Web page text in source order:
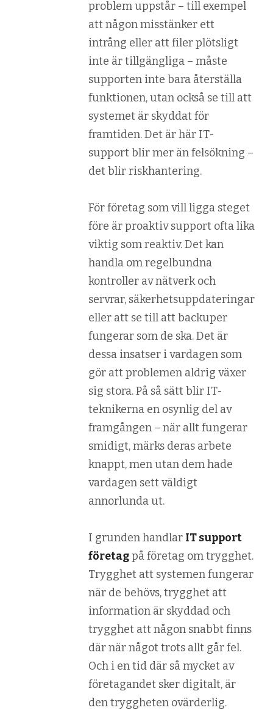
problem uppstår – till exempel
att någon misstänker ett
intrång eller att filer plötsligt
inte är tillgängliga – måste
supporten inte bara återställa
funktionen, utan också se till att
systemet är skyddat för
framtiden. Det är här IT-
support blir mer än felsökning –
det blir riskhantering.
För företag som vill ligga steget
före är proaktiv support ofta lika
viktig som reaktiv. Det kan
handla om regelbundna
kontroller av nätverk och
servrar, säkerhetsuppdateringar
eller att se till att backuper
fungerar som de ska. Det är
dessa insatser i vardagen som
gör att problemen aldrig växer
sig stora. På så sätt blir IT-
teknikerna en osynlig del av
framgången – när allt fungerar
smidigt, märks deras arbete
knappt, men utan dem hade
vardagen sett väldigt
annorlunda ut.
I grunden handlar IT support
företagpå företag om trygghet.
Trygghet att systemen fungerar
när de behövs, trygghet att
information är skyddad och
trygghet att någon snabbt finns
där när något trots allt går fel.
Och i en tid där så mycket av
företagandet sker digitalt, är
den tryggheten ovärderlig.